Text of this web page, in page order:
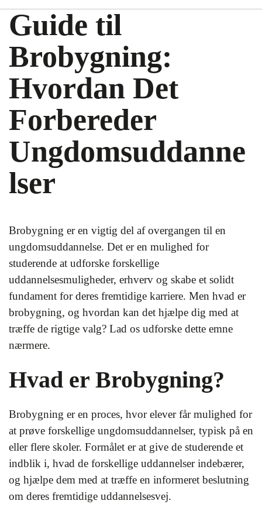
Guide til
Brobygning:
Hvordan Det
Forbereder
Ungdomsuddanne
lser
Brobygning er en vigtig del af overgangen til en
ungdomsuddannelse. Det er en mulighed for
studerende at udforske forskellige
uddannelsesmuligheder, erhverv og skabe et solidt
fundament for deres fremtidige karriere. Men hvad er
brobygning, og hvordan kan det hjælpe dig med at
træffe de rigtige valg? Lad os udforske dette emne
nærmere.
Hvad er Brobygning?
Brobygning er en proces, hvor elever får mulighed for
at prøve forskellige ungdomsuddannelser, typisk på en
eller flere skoler. Formålet er at give de studerende et
indblik i, hvad de forskellige uddannelser indebærer,
og hjælpe dem med at træffe en informeret beslutning
om deres fremtidige uddannelsesvej.